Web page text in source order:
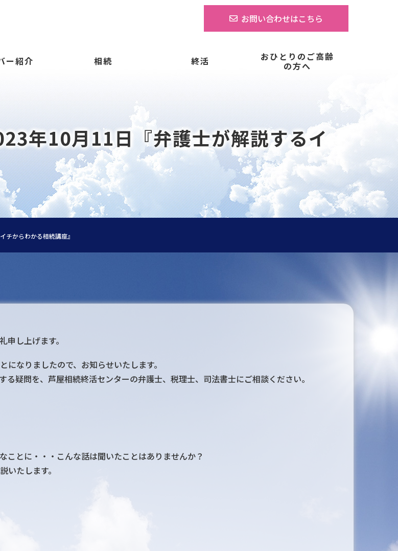
お問い合わせはこちら
ー紹介 相続 終活 おひとりのご高齢
の方へ
年10月11日『弁護士が解説するイ
チからわかる相続講座』
し上げます。
なりましたので、お知らせいたします。
疑問を、芦屋相続終活センターの弁護士、税理士、司法書士にご相談ください。
とに・・・こんな話は聞いたことはありませんか？
たします。